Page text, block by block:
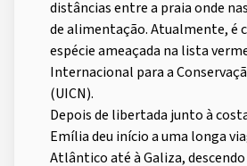
distâncias entre a praia onde
de alimentação. Atualmente, é
espécie ameaçada na lista
Internacional para a
(UICN).
Depois de libertada junto à
Emília deu início a uma longa
Atlântico até à Galiza,